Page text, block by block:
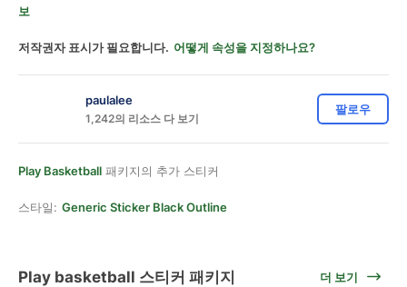
보
저작권자 표시가 필요합니다. 어떻게 속성을 지정하나요?
paulalee
1,242의 리소스 다 보기
팔로우
Play Basketball 패키지의 추가 스티커
스타일: Generic Sticker Black Outline
Play basketball 스티커 패키지 더 보기